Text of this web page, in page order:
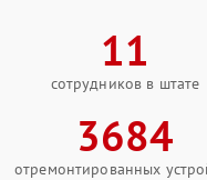
11
сотрудников в штате
3684
отремонтированных